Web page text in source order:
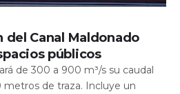
Canal Maldonado
públicos
de 300 a 900 m³/s su caudal
de traza. Incluye un